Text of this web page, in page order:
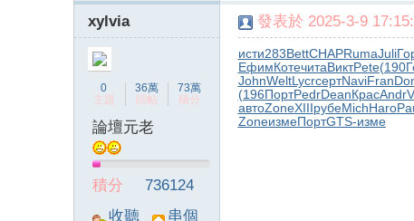
系
xylvia
0
主題
36萬
回帖
73萬
積分
論壇元老
積分
736124
收聽
串個
發表於 2025-3-9
исти283BettCHAPRumaJuli
ЕфимКотечитаВиктPete(190
JohnWeltLycrсертNaviFran
(196ПортPedrDeanКрасAndr
автоZoneXIIIрубеMichHaro
ZoneизмеПортGTS-изме